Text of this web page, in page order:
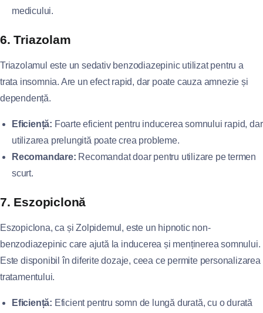
medicului.
6. Triazolam
Triazolamul este un sedativ benzodiazepinic utilizat pentru a
trata insomnia. Are un efect rapid, dar poate cauza amnezie și
dependență.
Eficiență: Foarte eficient pentru inducerea somnului rapid, dar
utilizarea prelungită poate crea probleme.
Recomandare: Recomandat doar pentru utilizare pe termen
scurt.
7. Eszopiclonă
Eszopiclona, ca și Zolpidemul, este un hipnotic non-
benzodiazepinic care ajută la inducerea și menținerea somnului.
Este disponibil în diferite dozaje, ceea ce permite personalizarea
tratamentului.
Eficiență: Eficient pentru somn de lungă durată, cu o durată